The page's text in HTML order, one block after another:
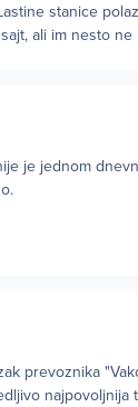
stanice
ali im nesto
je jednom
prevoznika